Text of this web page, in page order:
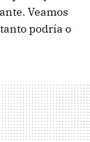
Veamos
podría o